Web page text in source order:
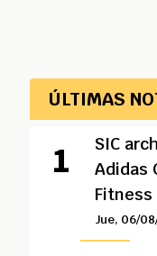
ÚLTIMAS
SIC
Adidas
Fitness
Jue, 06/